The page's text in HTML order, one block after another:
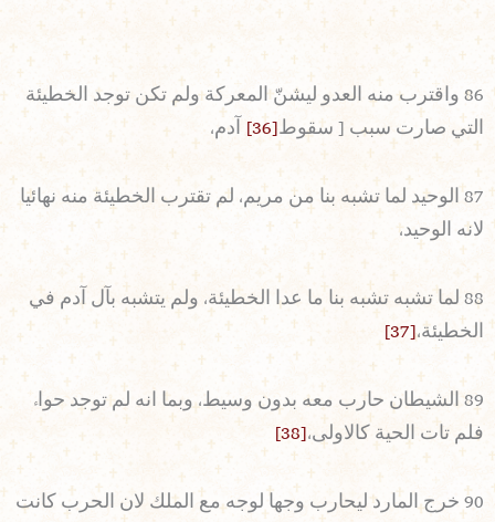
86 واقترب منه العدو ليشنّ المعركة ولم تكن توجد الخطيئة
التي صارت سبب [ سقوط [36] آدم،
87 الوحيد لما تشبه بنا من مريم، لم تقترب الخطيئة منه نهائيا
لانه الوحيد،
88 لما تشبه تشبه بنا ما عدا الخطيئة، ولم يتشبه بآل آدم في
الخطيئة،[37]
89 الشيطان حارب معه بدون وسيط، وبما انه لم توجد حواء
فلم تات الحية كالاولى،[38]
90 خرج المارد ليحارب وجها لوجه مع الملك لان الحرب كانت